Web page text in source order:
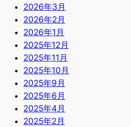
2026年3月
2026年2月
2026年1月
2025年12月
2025年11月
2025年10月
2025年9月
2025年6月
2025年4月
2025年2月